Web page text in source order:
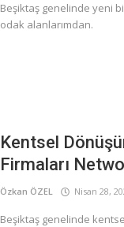
Beşiktaş genelinde yeni
odak alanlarımdan.
Kentsel
Firmaları
Özkan ÖZEL Nisan 28,
Beşiktaş genelinde